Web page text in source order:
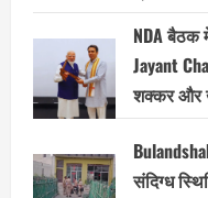
NDA बैठक
Jayant
शक्कर और
संदिग्ध